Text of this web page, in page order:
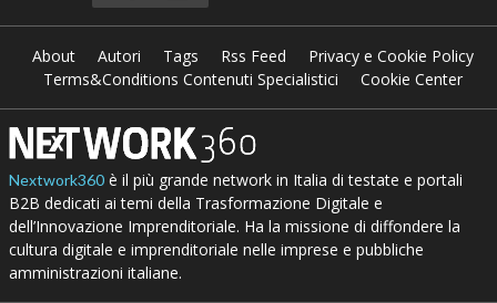
About Autori Tags Rss Feed
Privacy e Cookie Policy
Terms&Conditions Contenuti Specialistici
Cookie Center
Nextwork360è il più grande network in Italia di testate e portali
B2B dedicati ai temi della Trasformazione Digitale e
dell’Innovazione Imprenditoriale. Ha la missione di diffondere la
cultura digitale e imprenditoriale nelle imprese e pubbliche
amministrazioni italiane.